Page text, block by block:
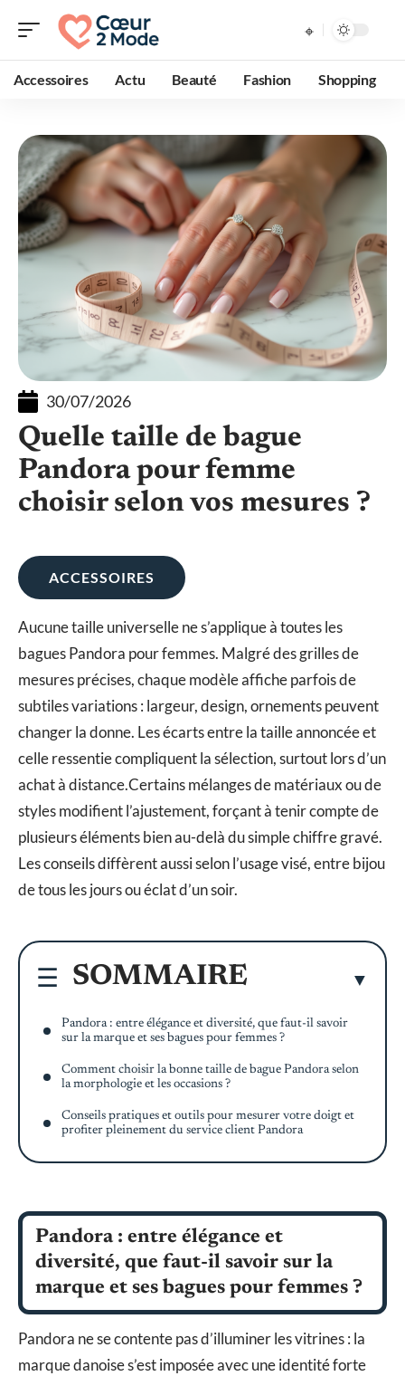
Accessoires Actu Beauté Fashion Shopping
30/07/2026
Quelle taille de bague
Pandora pour femme
choisir selon vos mesures ?
ACCESSOIRES
Aucune taille universelle ne s’applique à toutes les
bagues Pandora pour femmes. Malgré des grilles de
mesures précises, chaque modèle affiche parfois de
subtiles variations : largeur, design, ornements peuvent
changer la donne. Les écarts entre la taille annoncée et
celle ressentie compliquent la sélection, surtout lors d’un
achat à distance.Certains mélanges de matériaux ou de
styles modifient l’ajustement, forçant à tenir compte de
plusieurs éléments bien au-delà du simple chiffre gravé.
Les conseils diffèrent aussi selon l’usage visé, entre bijou
de tous les jours ou éclat d’un soir.
SOMMAIRE
Pandora : entre élégance et diversité, que faut-il savoir
sur la marque et ses bagues pour femmes ?
Comment choisir la bonne taille de bague Pandora selon
la morphologie et les occasions ?
Conseils pratiques et outils pour mesurer votre doigt et
profiter pleinement du service client Pandora
Pandora : entre élégance et
diversité, que faut-il savoir sur la
marque et ses bagues pour femmes ?
Pandora ne se contente pas d’illuminer les vitrines : la
marque danoise s’est imposée avec une identité forte